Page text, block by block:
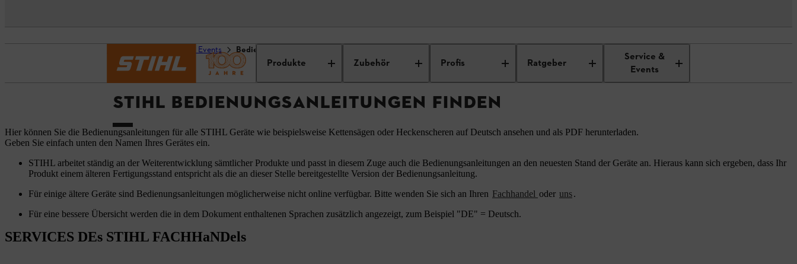
Produkte Zubehör Profis Ratgeber
Service &
Events
Service und Events Bedienungsanleitungen
STIHL BEDIENUNGSANLEITUNGEN FINDEN
Hier können Sie die Bedienungsanleitungen für alle STIHL Geräte wie beispielsweise Kettensägen oder Heckenscheren auf Deutsch ansehen und als PDF herunterladen.
Geben Sie einfach unten den Namen Ihres Gerätes ein.
STIHL arbeitet ständig an der Weiterentwicklung sämtlicher Produkte und passt in diesem Zuge auch die Bedienungsanleitungen an den neuesten Stand der Geräte an. Hieraus kann sich ergeben, dass Ihr
Produkt einem älteren Fertigungsstand entspricht als die an dieser Stelle bereitgestellte Version der Bedienungsanleitung.
Für einige ältere Geräte sind Bedienungsanleitungen möglicherweise nicht online verfügbar. Bitte wenden Sie sich an Ihren Fachhandel oder uns.
Für eine bessere Übersicht werden die in dem Dokument enthaltenen Sprachen zusätzlich angezeigt, zum Beispiel "DE" = Deutsch.
SERVICES DEs STIHL FACHHaNDels